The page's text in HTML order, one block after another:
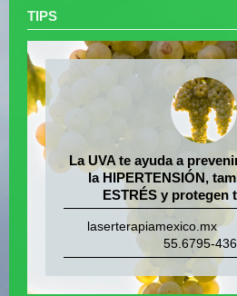
TIPS
La UVA te ayuda a
la HIPERTENSIÓN,
ESTRÉS y protegen
55.6795-